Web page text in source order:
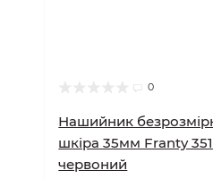
0
Нашийник
шкіра 35мм Franty
червоний